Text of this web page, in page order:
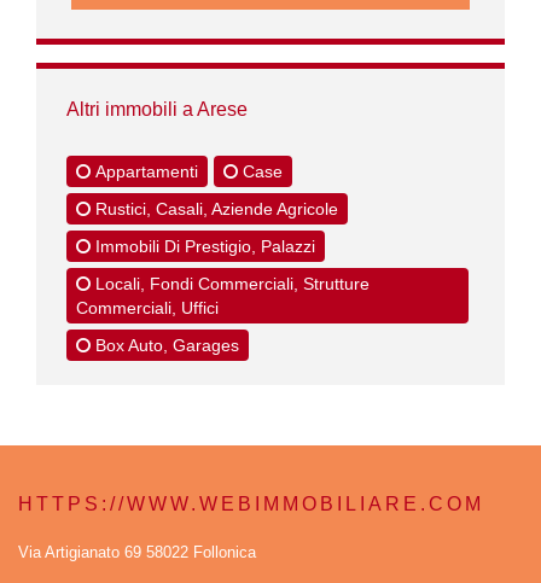
Altri immobili a Arese
Appartamenti
Case
Rustici, Casali, Aziende Agricole
Immobili Di Prestigio, Palazzi
Locali, Fondi Commerciali, Strutture
Commerciali, Uffici
Box Auto, Garages
HTTPS://WWW.WEBIMMOBILIARE.COM
Via Artigianato 69 58022 Follonica